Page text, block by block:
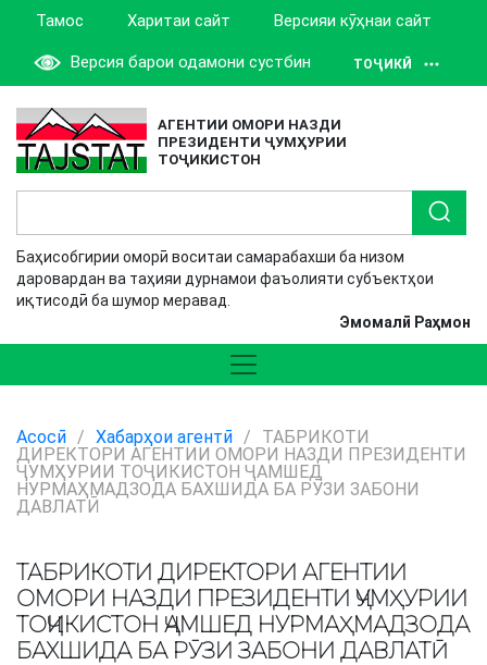
Тамос Харитаи сайт Версияи кӯҳнаи сайт
Версия барои одамони сустбин ТОҶИКӢ
АГЕНТИИ ОМОРИ НАЗДИ
ПРЕЗИДЕНТИ ҶУМҲУРИИ
ТОҶИКИСТОН
Баҳисобгирии оморӣ воситаи самарабахши ба низом
даровардан ва таҳияи дурнамои фаъолияти субъектҳои
иқтисодӣ ба шумор меравад.
Эмомалӣ Раҳмон
Асосӣ / Хабарҳои агентӣ /
ТАБРИКОТИ
ДИРЕКТОРИ АГЕНТИИ ОМОРИ НАЗДИ ПРЕЗИДЕНТИ
ҶУМҲУРИИ ТОҶИКИСТОН ҶАМШЕД
НУРМАҲМАДЗОДА БАХШИДА БА РӮЗИ ЗАБОНИ
ДАВЛАТӢ
ТАБРИКОТИ ДИРЕКТОРИ АГЕНТИИ
ОМОРИ НАЗДИ ПРЕЗИДЕНТИ ҶУМҲУРИИ
ТОҶИКИСТОН ҶАМШЕД НУРМАҲМАДЗОДА
БАХШИДА БА РӮЗИ ЗАБОНИ ДАВЛАТӢ